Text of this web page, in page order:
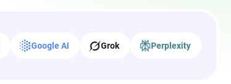
Google AI Grok Perplexity